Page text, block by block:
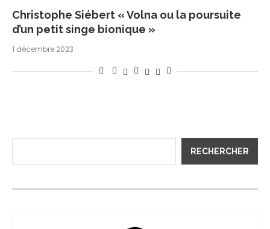
Christophe Siébert « Volna ou la poursuite
d’un petit singe bionique »
1 décembre 2023
RECHERCHER